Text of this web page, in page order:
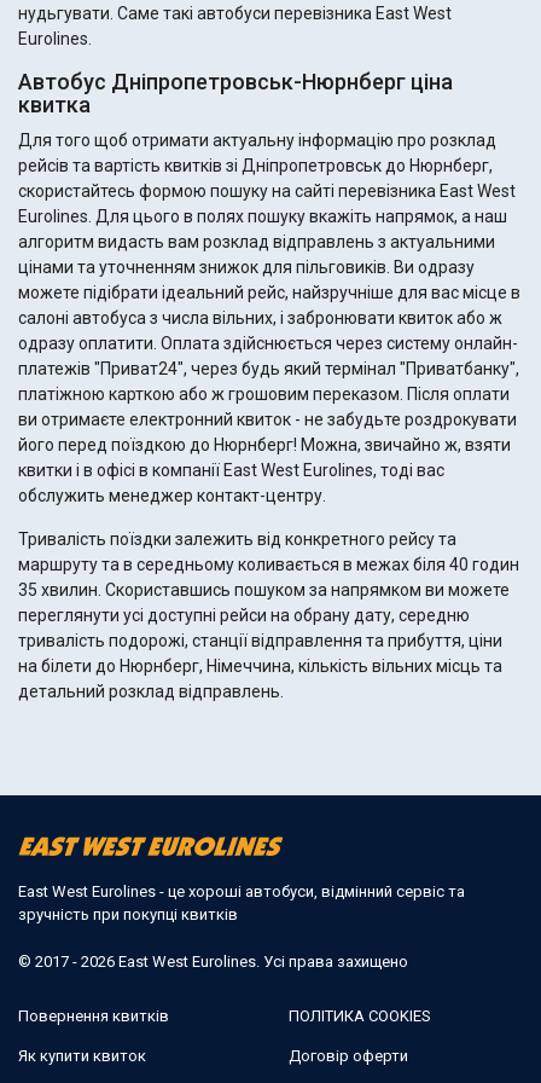
нудьгувати. Саме такі автобуси перевізника East West
Eurolines.
Автобус Дніпропетровськ-Нюрнберг ціна
квитка
Для того щоб отримати актуальну інформацію про розклад
рейсів та вартість квитків зі Дніпропетровськ до Нюрнберг,
скористайтесь формою пошуку на сайті перевізника East West
Eurolines. Для цього в полях пошуку вкажіть напрямок, а наш
алгоритм видасть вам розклад відправлень з актуальними
цінами та уточненням знижок для пільговиків. Ви одразу
можете підібрати ідеальний рейс, найзручніше для вас місце в
салоні автобуса з числа вільних, і забронювати квиток або ж
одразу оплатити. Оплата здійснюється через систему онлайн-
платежів "Приват24", через будь який термінал "Приватбанку",
платіжною карткою або ж грошовим переказом. Після оплати
ви отримаєте електронний квиток - не забудьте роздрокувати
його перед поїздкою до Нюрнберг! Можна, звичайно ж, взяти
квитки і в офісі в компанії East West Eurolines, тоді вас
обслужить менеджер контакт-центру.
Тривалість поїздки залежить від конкретного рейсу та
маршруту та в середньому коливається в межах біля 40 годин
35 хвилин. Скориставшись пошуком за напрямком ви можете
переглянути усі доступні рейси на обрану дату, середню
тривалість подорожі, станції відправлення та прибуття, ціни
на білети до Нюрнберг, Німеччина, кількість вільних місць та
детальний розклад відправлень.
East West Eurolines - це хороші автобуси, відмінний сервіс та
зручність при покупці квитків
© 2017 - 2026 East West Eurolines. Усі права захищено
Повернення квитків
Як купити квиток
ПОЛІТИКА COOKIES
Договір оферти